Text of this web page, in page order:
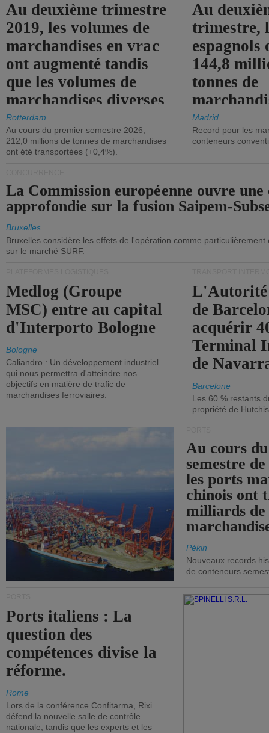
Au deuxième trimestre
2019, les volumes de
marchandises en vrac
ont augmenté tandis
que les volumes de
marchandises diverses
ont diminué.
Rotterdam
Au cours du premier semestre 2026,
212,0 millions de tonnes de marchandises
ont été transportées (+0,4%).
Au
trimestre,
144,8
tonnes de
(+2,9%).
Madrid
Record pour les
conteneurs
La Commission européenne ouvre une
approfondie sur la fusion Saipem-
Bruxelles
Bruxelles considère les effets de l'opération comme
sur le marché SURF.
Medlog (Groupe
MSC) entre au capital
d'Interporto Bologne
Bologne
Caliandro : Un développement industriel
qui nous permettra d'atteindre nos
objectifs en matière de trafic de
marchandises ferroviaires.
de
acquérir
Terminal
de
Barcelone
Les 60 % restants
propriété de
Au cours
semestre
les ports
chinois ont
milliards de
Pékin
Nouveaux records
de conteneurs
Ports italiens : La
question des
compétences divise la
réforme.
Rome
Lors de la conférence Confitarma, Rixi
défend la nouvelle salle de contrôle
nationale, tandis que les experts et les